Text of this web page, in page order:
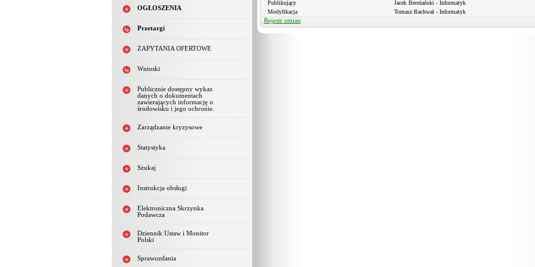
OGŁOSZENIA
Przetargi
ZAPYTANIA OFERTOWE
Wnioski
Publicznie dostępny wykaz
danych o dokumentach
zawierających informację o
środowisku i jego ochronie.
Zarządzanie kryzysowe
Statystyka
Szukaj
Instrukcja obsługi
Elektroniczna Skrzynka
Podawcza
Dziennik Ustaw i Monitor
Polski
Sprawozdania
Publikujący
Jacek Bereżański - Informatyk
Modyfikacja
Tomasz Rachwał - Informatyk
Rejestr zmian